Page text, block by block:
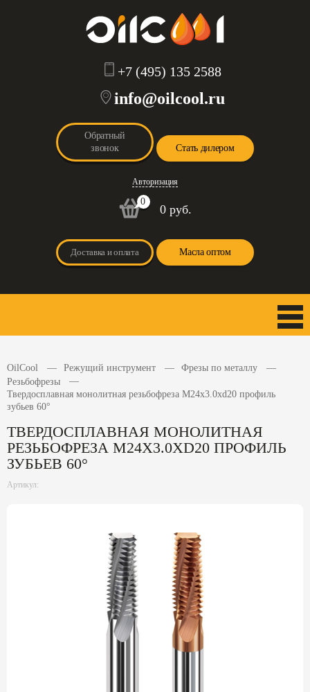
+7 (495) 135 2588
info@oilcool.ru
Обратный
звонок
Стать дилером
Авторизация
0
0 руб.
Доставка и оплата Масла оптом
OilCool Режущий инструмент
Фрезы по металлу
Резьбофрезы
Твердосплавная монолитная резьбофреза M24x3.0xd20 профиль
зубьев 60°
ТВЕРДОСПЛАВНАЯ МОНОЛИТНАЯ
РЕЗЬБОФРЕЗА M24X3.0XD20 ПРОФИЛЬ
ЗУБЬЕВ 60°
Артикул: